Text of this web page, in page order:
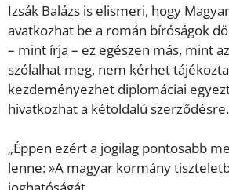
Izsák Balázs is elismeri, hogy
avatkozhat be a román bíróságok
– mint írja – ez egészen más, mint
szólalhat meg, nem kérhet
kezdeményezhet diplomáciai
hivatkozhat a kétoldalú szerződésre.
„Éppen ezért a jogilag pontosabb
lenne: »A magyar kormány